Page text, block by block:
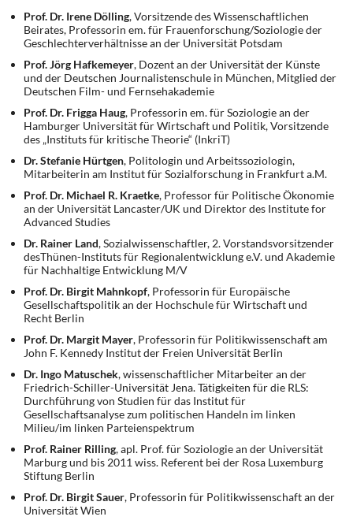
Prof. Dr. Irene Dölling, Vorsitzende des Wissenschaftlichen
Beirates, Professorin em. für Frauenforschung/Soziologie der
Geschlechterverhältnisse an der Universität Potsdam
Prof. Jörg Hafkemeyer, Dozent an der Universität der Künste
und der Deutschen Journalistenschule in München, Mitglied der
Deutschen Film- und Fernsehakademie
Prof. Dr. Frigga Haug, Professorin em. für Soziologie an der
Hamburger Universität für Wirtschaft und Politik, Vorsitzende
des „Instituts für kritische Theorie“ (InkriT)
Dr. Stefanie Hürtgen, Politologin und Arbeitssoziologin,
Mitarbeiterin am Institut für Sozialforschung in Frankfurt a.M.
Prof. Dr. Michael R. Kraetke, Professor für Politische Ökonomie
an der Universität Lancaster/UK und Direktor des Institute for
Advanced Studies
Dr. Rainer Land, Sozialwissenschaftler, 2. Vorstandsvorsitzender
desThünen-Instituts für Regionalentwicklung e.V. und Akademie
für Nachhaltige Entwicklung M/V
Prof. Dr. Birgit Mahnkopf, Professorin für Europäische
Gesellschaftspolitik an der Hochschule für Wirtschaft und
Recht Berlin
Prof. Dr. Margit Mayer, Professorin für Politikwissenschaft am
John F. Kennedy Institut der Freien Universität Berlin
Dr. Ingo Matuschek, wissenschaftlicher Mitarbeiter an der
Friedrich-Schiller-Universität Jena. Tätigkeiten für die RLS:
Durchführung von Studien für das Institut für
Gesellschaftsanalyse zum politischen Handeln im linken
Milieu/im linken Parteienspektrum
Prof. Rainer Rilling, apl. Prof. für Soziologie an der Universität
Marburg und bis 2011 wiss. Referent bei der Rosa Luxemburg
Stiftung Berlin
Prof. Dr. Birgit Sauer, Professorin für Politikwissenschaft an der
Universität Wien